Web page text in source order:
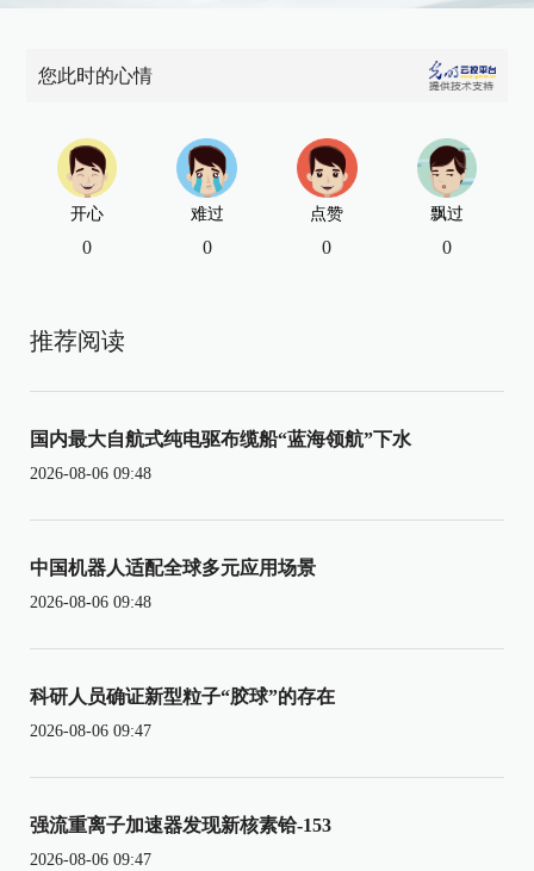
您此时的心情
开心
0
难过
0
点赞
0
飘过
0
推荐阅读
国内最大自航式纯电驱布缆船“蓝海领航”下水
2026-08-06 09:48
中国机器人适配全球多元应用场景
2026-08-06 09:48
科研人员确证新型粒子“胶球”的存在
2026-08-06 09:47
强流重离子加速器发现新核素铪-153
2026-08-06 09:47